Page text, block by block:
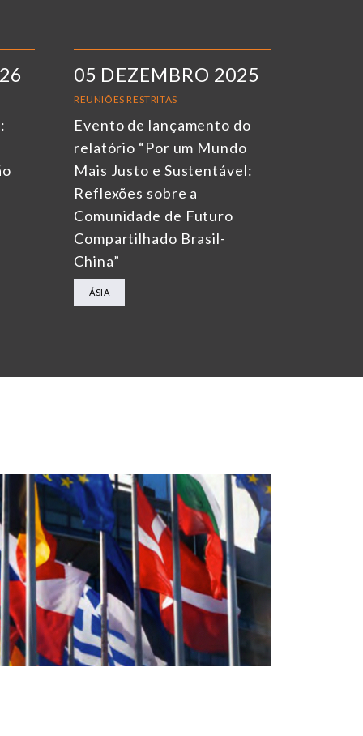
05 DEZEMBRO 2025
REUNIÕES RESTRITAS
Evento de lançamento do
relatório “Por um Mundo
Mais Justo e Sustentável:
Reflexões sobre a
Comunidade de Futuro
Compartilhado Brasil-
China”
ÁSIA